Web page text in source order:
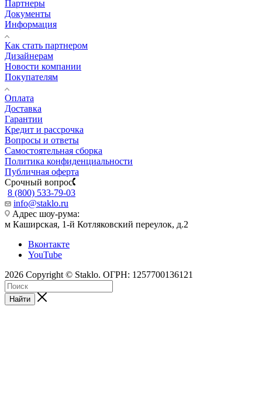
Партнеры
Документы
Информация
Как стать партнером
Дизайнерам
Новости компании
Покупателям
Оплата
Доставка
Гарантии
Кредит и рассрочка
Вопросы и ответы
Самостоятельная сборка
Политика конфиденциальности
Публичная оферта
Срочный вопрос
8 (800) 533-79-03
info@staklo.ru
Адрес шоу-рума:
м Каширская, 1-й Котляковский переулок, д.2
Вконтакте
YouTube
2026 Copyright © Staklo. ОГРН: 1257700136121
Найти